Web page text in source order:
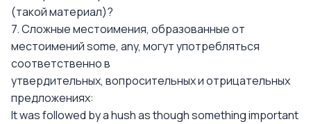
(такой материал)?
7. Сложные местоимения, образованные от
местоимений some, any, могут употребляться
соответственно в
утвердительных, вопросительных и отрицательных
предложениях:
It was followed by a hush as though something important